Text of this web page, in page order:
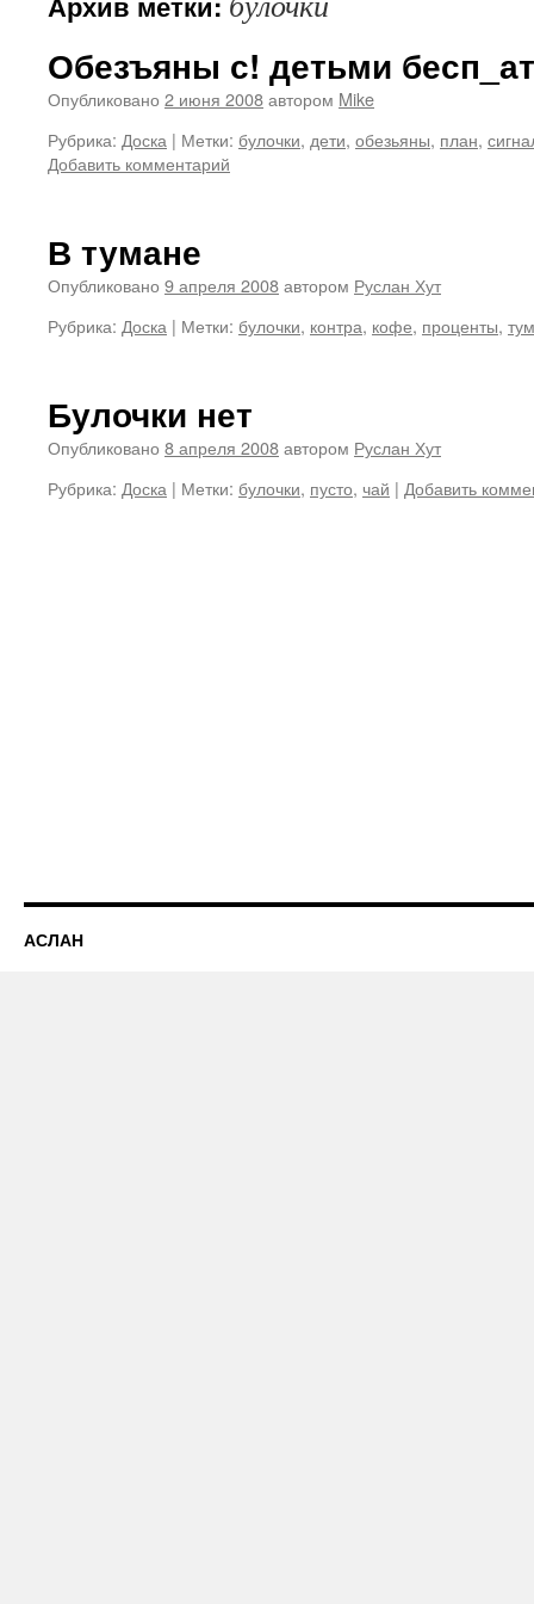
Обезъяны с! детьми
Опубликовано 2 июня 2008автором Mike
Рубрика: Доска | Метки: булочки, дети, обезьяны, план,
Добавить комментарий
В тумане
Опубликовано 9 апреля 2008автором Руслан Хут
Рубрика: Доска | Метки: булочки, контра, кофе, проценты,
Булочки нет
Опубликовано 8 апреля 2008автором Руслан Хут
Рубрика: Доска | Метки: булочки, пусто, чай | Добавить
АСЛАН